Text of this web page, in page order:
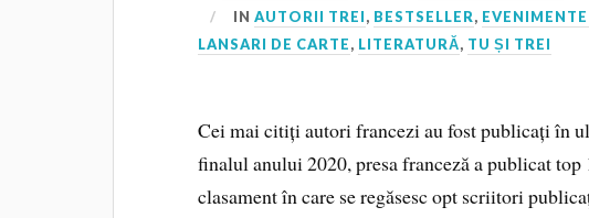
INAUTORII TREI, BESTSELLER,
LANSARI DE CARTE, LITERATURĂ, TU ȘI TREI
Cei mai citiți autori francezi au fost publicați în
finalul anului 2020, presa franceză a publicat top
clasament în care se regăsesc opt scriitori